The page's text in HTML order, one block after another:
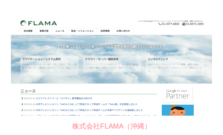
株式会社FLAMA（沖縄）